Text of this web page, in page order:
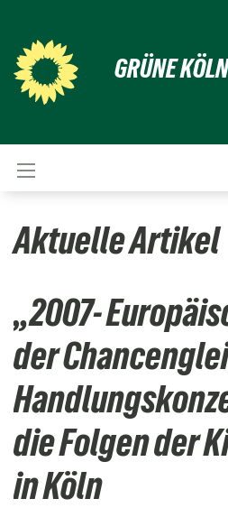
GRÜNE KÖLN
Aktuelle Artikel
„2007-
der
die Folgen der
in Köln